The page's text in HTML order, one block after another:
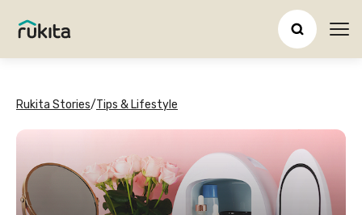
Rukita Stories/Tips & Lifestyle